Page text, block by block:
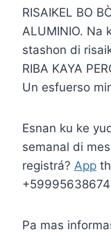
RISAIKEL BO
ALUMINIO. Na
stashon di
RIBA KAYA
Un esfuerso
Esnan ku ke
semanal di
registrá? App
Pa mas